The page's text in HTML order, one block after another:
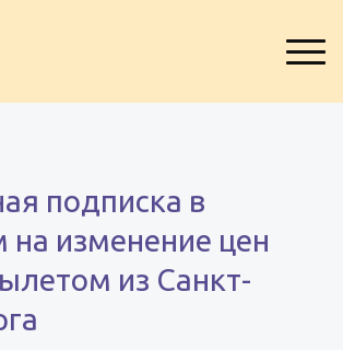
подписка в
на изменение цен
из Санкт-